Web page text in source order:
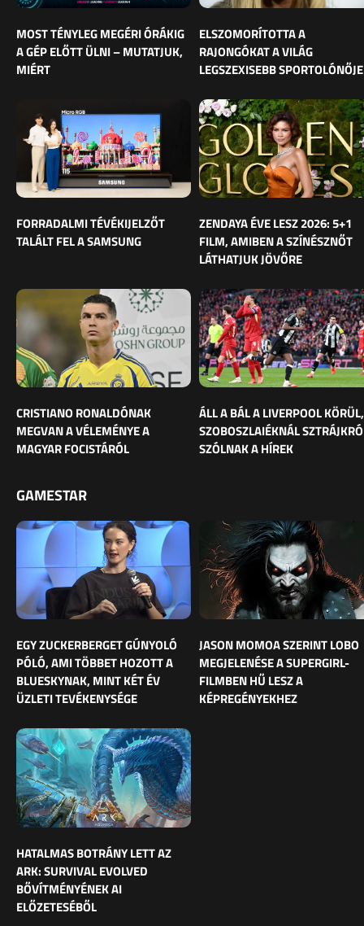
MOST TÉNYLEG MEGÉRI ÓRÁKIG
A GÉP ELŐTT ÜLNI – MUTATJUK,
MIÉRT
ELSZOMORÍTOTTA A
RAJONGÓKAT A VILÁG
LEGSZEXISEBB SPORTOLÓNŐJE
FORRADALMI TÉVÉKIJELZŐT
TALÁLT FEL A SAMSUNG
ZENDAYA ÉVE LESZ 2026: 5+1
FILM, AMIBEN A SZÍNÉSZNŐT
LÁTHATJUK JÖVŐRE
CRISTIANO RONALDÓNAK
MEGVAN A VÉLEMÉNYE A
MAGYAR FOCISTÁRÓL
ÁLL A BÁL A LIVERPOOL KÖRÜL,
SZOBOSZLAIÉKNÁL
SZÓLNAK A HÍREK
GAMESTAR
EGY ZUCKERBERGET GÚNYOLÓ
PÓLÓ, AMI TÖBBET HOZOTT A
BLUESKYNAK, MINT KÉT ÉV
ÜZLETI TEVÉKENYSÉGE
JASON MOMOA SZERINT LOBO
MEGJELENÉSE A SUPERGIRL-
FILMBEN HŰ LESZ A
KÉPREGÉNYEKHEZ
HATALMAS BOTRÁNY LETT AZ
ARK: SURVIVAL EVOLVED
BŐVÍTMÉNYÉNEK AI
ELŐZETESÉBŐL